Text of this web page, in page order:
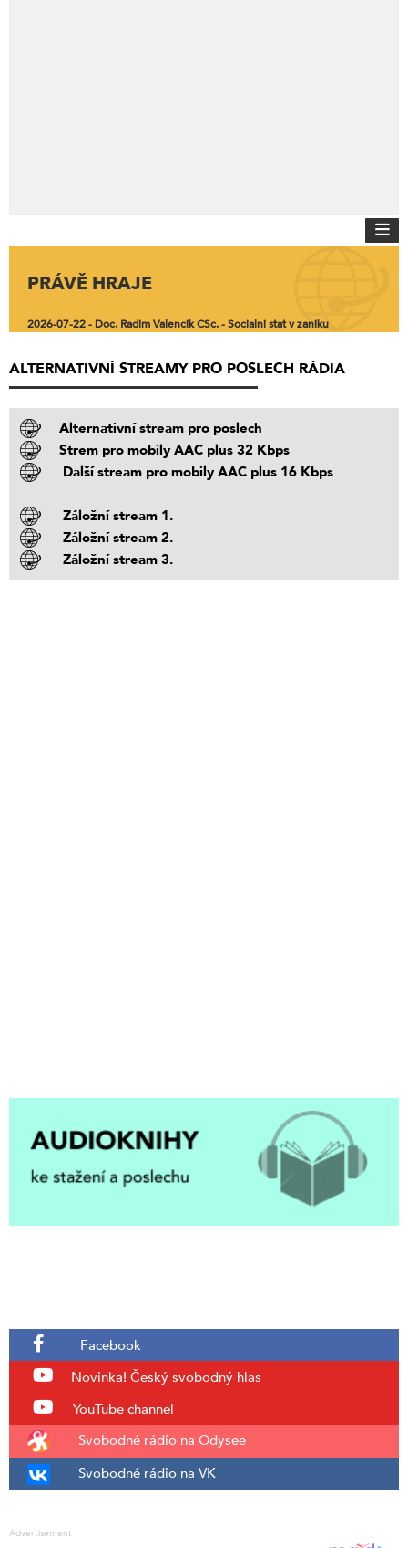
PRÁVĚ HRAJE
2026-07-22 - Doc. Radim Valencik CSc. - Socialni stat v zaniku
ALTERNATIVNÍ STREAMY PRO POSLECH RÁDIA
Alternativní stream pro poslech
Strem pro mobily AAC plus 32 Kbps
Další stream pro mobily AAC plus 16 Kbps
Záložní stream 1.
Záložní stream 2.
Záložní stream 3.
Facebook
Novinka! Český svobodný hlas
YouTube channel
Svobodné rádio na Odysee
Svobodné rádio na VK
Advertisement